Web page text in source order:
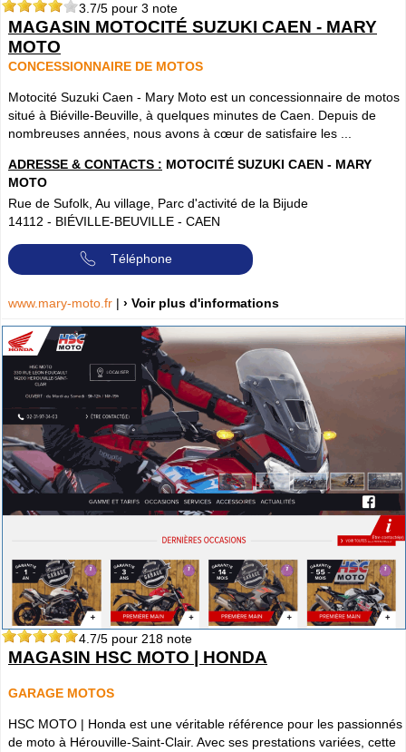
3.7/5 pour 3 note
MAGASIN MOTOCITÉ SUZUKI CAEN - MARY
MOTO
CONCESSIONNAIRE DE MOTOS
Motocité Suzuki Caen - Mary Moto est un concessionnaire de motos
situé à Biéville-Beuville, à quelques minutes de Caen. Depuis de
nombreuses années, nous avons à cœur de satisfaire les ...
ADRESSE & CONTACTS : MOTOCITÉ SUZUKI CAEN - MARY
MOTO
Rue de Sufolk, Au village, Parc d'activité de la Bijude
14112 - BIÉVILLE-BEUVILLE - CAEN
Téléphone
www.mary-moto.fr | › Voir plus d'informations
4.7/5 pour 218 note
MAGASIN HSC MOTO | HONDA
GARAGE MOTOS
HSC MOTO | Honda est une véritable référence pour les passionnés
de moto à Hérouville-Saint-Clair. Avec ses prestations variées, cette